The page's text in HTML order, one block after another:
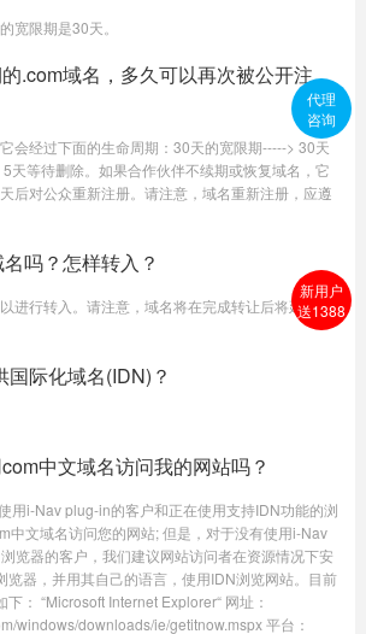
宽限期是30天。
.com域名，多久可以再次被公开注
会经过下面的生命周期：30天的宽限期-----> 30天
天等待删除。如果合作伙伴不续期或恢复域名，它
后对公众重新注册。请注意，域名重新注册，应遵
吗？怎样转入？
进行转入。请注意，域名将在完成转让后将延长1
国际化域名(IDN)？
中文域名访问我的网站吗？
用i-Nav plug-in的客户和正在使用支持IDN功能的浏
中文域名访问您的网站; 但是，对于没有使用i-Nav
览器的客户，我们建议网站访问者在资源情况下安
览器，并用其自己的语言，使用IDN浏览网站。目前
： “Microsoft Internet Explorer“ 网址：
windows/downloads/ie/getitnow.mspx 平台：
代理
咨询
新用户
送1388